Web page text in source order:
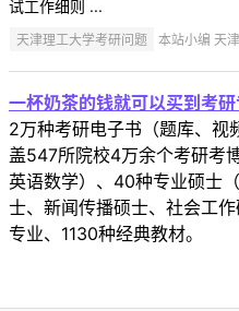
试工作细则 ...
天津理工大学考研问题 本站小编 天
一杯奶茶的钱就可以买到考研
2万种考研电子书（题库、视
盖547所院校4万余个考研考
英语数学）、40种专业硕士
士、新闻传播硕士、社会工
专业、1130种经典教材。